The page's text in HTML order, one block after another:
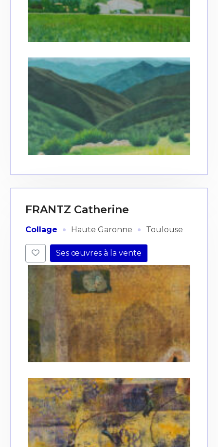
FRANTZ Catherine
Collage · Haute Garonne · Toulouse
Ses œuvres à la vente